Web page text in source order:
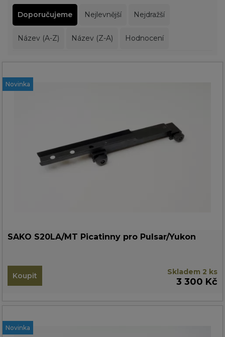
Doporučujeme Nejlevnější Nejdražší
Název (A-Z) Název (Z-A) Hodnocení
Novinka
SAKO S20LA/MT Picatinny pro Pulsar/Yukon
Koupit Skladem 2 ks
3 300 Kč
Novinka